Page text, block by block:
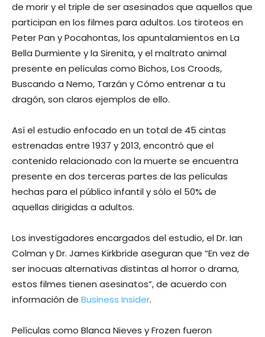
de morir y el triple de ser asesinados que aquellos que
participan en los filmes para adultos. Los tiroteos en
Peter Pan y Pocahontas, los apuntalamientos en La
Bella Durmiente y la Sirenita, y el maltrato animal
presente en películas como Bichos, Los Croods,
Buscando a Nemo, Tarzán y Cómo entrenar a tu
dragón, son claros ejemplos de ello.
Así el estudio enfocado en un total de 45 cintas
estrenadas entre 1937 y 2013, encontró que el
contenido relacionado con la muerte se encuentra
presente en dos terceras partes de las películas
hechas para el público infantil y sólo el 50% de
aquellas dirigidas a adultos.
Los investigadores encargados del estudio, el Dr. Ian
Colman y Dr. James Kirkbride aseguran que “En vez de
ser inocuas alternativas distintas al horror o drama,
estos filmes tienen asesinatos”, de acuerdo con
información de Business Insider.
Películas como Blanca Nieves y Frozen fueron